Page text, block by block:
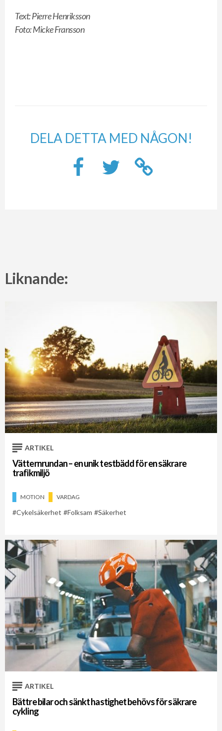
Text: Pierre Henriksson
Foto: Micke Fransson
DELA DETTA MED NÅGON!
Liknande:
ARTIKEL
Vätternrundan – en unik testbädd för en säkrare
trafikmiljö
MOTION VARDAG
Cykelsäkerhet Folksam Säkerhet
ARTIKEL
Bättre bilar och sänkt hastighet behövs för säkrare
cykling